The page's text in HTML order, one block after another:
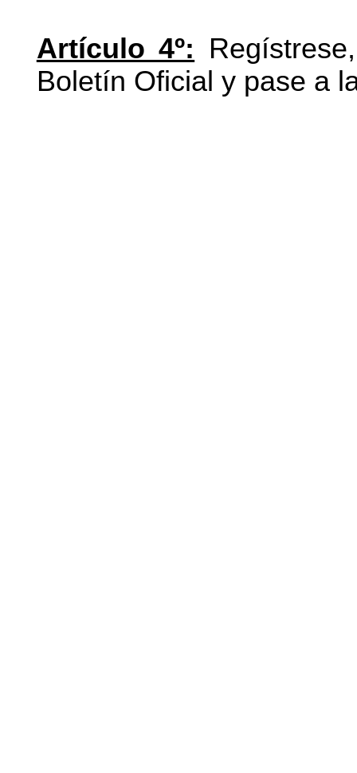
Artículo 4º:
Boletín Oficial y pase a